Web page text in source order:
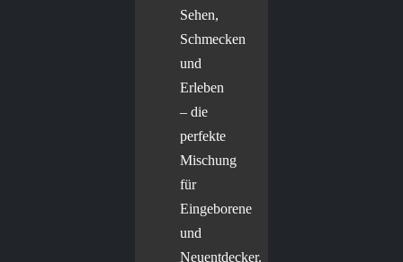
Sehen,
Schmecken
und
Erleben
– die
perfekte
Mischung
für
Eingeborene
und
Neuentdecker.